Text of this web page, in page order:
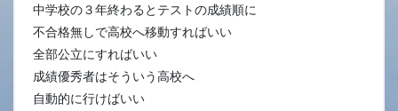
中学校の３年終わるとテストの成績順に
不合格無しで高校へ移動すればいい
全部公立にすればいい
成績優秀者はそういう高校へ
自動的に行けばいい